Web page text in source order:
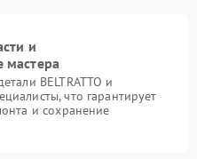
и
мастера
BELTRATTO и
что гарантирует
и сохранение